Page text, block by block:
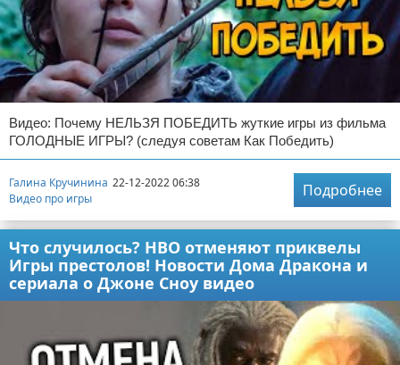
Видео: Почему НЕЛЬЗЯ ПОБЕДИТЬ жуткие игры из фильма
ГОЛОДНЫЕ ИГРЫ? (следуя советам Как Победить)
Галина Кручинина 22-12-2022 06:38
Видео про игры
Подробнее
Что случилось? НВО отменяют приквелы
Игры престолов! Новости Дома Дракона и
сериала о Джоне Сноу видео